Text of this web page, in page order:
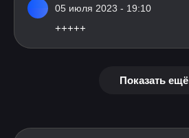
05 июля 2023 - 19:10
+++++
Показать ещё